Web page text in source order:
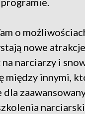
o
nowe
narciarzy i
między innymi,